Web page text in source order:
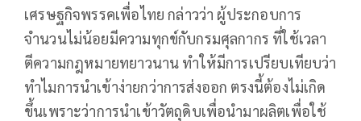
เศรษฐกิจพรรคเพื่อไทย กล่าวว่า ผู้ประกอบการ
จำนวนไม่น้อยมีความทุกข์กับกรมศุลกากร ที่ใช้เวลา
ตีความกฎหมายทยาวนาน ทำให้มีการเปรียบเทียบว่า
ทำไมการนำเข้าง่ายกว่าการส่งออก ตรงนี้ต้องไม่เกิด
ขึ้นเพราะว่าการนำเข้าวัตถุดิบเพื่อนำมาผลิตเพื่อใช้